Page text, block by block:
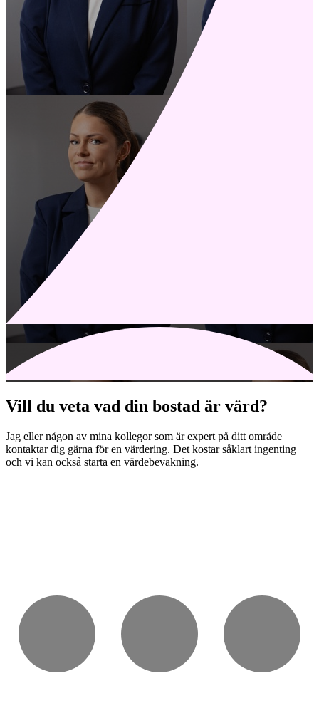
Vill du veta vad din bostad är värd?
Jag eller någon av mina kollegor som är expert på ditt område
kontaktar dig gärna för en värdering. Det kostar såklart ingenting
och vi kan också starta en värdebevakning.